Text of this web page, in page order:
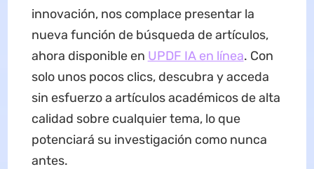
innovación, nos complace presentar la
nueva función de búsqueda de artículos,
ahora disponible en UPDF IA en línea. Con
solo unos pocos clics, descubra y acceda
sin esfuerzo a artículos académicos de alta
calidad sobre cualquier tema, lo que
potenciará su investigación como nunca
antes.